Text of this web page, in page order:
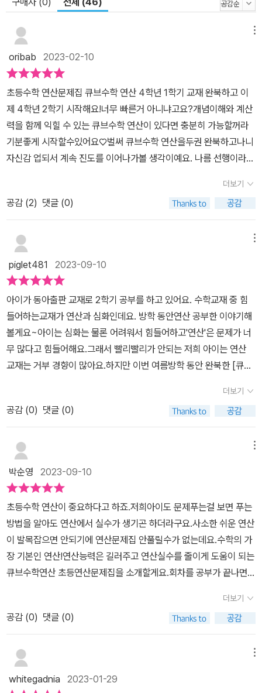
oribab 2023-02-10
초등수학 연산문제집 큐브수학 연산 4학년 1학기 교재 완북하고 이
제 4학년 2학기 시작해요!​너무 빠른거 아니냐고요?​개념이해와 계산
력을 함께 익힐 수 있는 큐브수학 연산이 있다면 충분히 가능할꺼라
기분좋게 시작할수있어요♡벌써 큐브수학 연산을두권 완북하고나니
자신감 업되서 계속 진도를 이어나가볼 생각이예요. 나름 선행이라면
필요한 연습을 익히게 해주는 큐브수학 연산. ​교재의 구성은 간단해
요.​​☞수학교과서 진도연계를 바탕으로 동영상강의로 수학적 개념이
해 돕기​☞개념- 연습- 활용-완성 이라는 체계적인 4단계 유형학습​
☞실수하기 쉬운 문제는 '실수방지'로 따로 구성​☞성취도그래프로
각단원마다 아이의 부족한점, 잘하고있는점 확인가능​​초등학교 4학
년들은 1학기에 큰수, 각도, 곱셈과 나눗셈, 평면도형의 이동, 막대그
래프, 규칙찾기를 배웠어요. 2학기에는 분수의 덧셈과 뺄셈, 삼각형,
소수의 덧셈과 뺄셈, 사각형, 꺽은선그래프, 다각형을 배워요. 그래서
교과서 진도에 따라 좀더 집중적으로 연산공부를 해준다면 수학개념
을 이해하고 실력, 심화를 풀수있는 준비를 할 수 있겠더라고요. 가장
기본이 되는 교재입니다. ​​​​☞수학교과서 진도연계를 바탕으로 동영상
강의로 수학적 개념이해 돕기​큐알코드로 연결, 동영상으로 각 단원마
다 선생님에게 개념을 배워요. 아이들 눈높이에 맞는 설명으로 배우
지 않은 단원임에도 쉽게 이해할수있게되요. 큐브수학 연산교재에는
큼 동영상으로 개념을 설명해주고 익히는데 중요성을 보여주는 티가
나지요~~☞개념- 연습- 활용-완성 이라는 체계적인 4단계 유형학
습​​​1단원의 1회차 연산공부, 분모가 같은 (진분수) + (진분수) 의 개념
부분알록달록한 색깔의 그림으로 분수의 양 개념과 덧셈, 뺄셈 개념
을 배워요. 연산의 첫단계인 개념이해에서 확실히 그림과 간단한 내
용확인 문제로 진분수끼리의 덧셈이 수월해져요. ​​​1단원의 1회차 연산
공부, 분모가 같은 (진분수) + (진분수) 의 연습 부분​본격적으로 진분
수의 덧셈만 연습해봐요 ㅎㅎ1단원의 1회차 연산공부, 분모가 같은
지요? 표와 부등호, 특히 문장제 문제 하나로 정리는 물론 서술형문
제에 대한 연습도 가능하게 도와줘요. 1단원의 1회차 연산공부, 분모
가 같은 (진분수) + (진분수) 의 완성 부분완성은 주로 단순연산에서
벗어나 한번 더 생각하고 추리해야 하는 문제들로문제푸는 재미를 더
해줘요. 문제를 풀고 자물쇠번호를 찾아내는 문제를 보니, 아이는 이
전 학년 교재를 풀때도 이 부분을 풀면서 재미있어했네요 ☞실수하
더보기
공감 (2) 댓글 (0)
piglet481 2023-09-10
아이가 동아출판 교재로 2학기 공부를 하고 있어요. 수학교재 중 힘
들어하는교재가 연산과 심화인데요. 방학 동안연산 공부한 이야기해
볼게요~​아이는 심화는 물론 어려워서 힘들어하고'연산'은 문제가 너
무 많다고 힘들어해요.그래서 빨리빨리가 안되는 저희 아이는 연산
교재는 거부 경향이 많아요.하지만 이번 여름방학 동안 완북한 [큐브
는 게 아니었기때문이랍니다.이제 동아출판 교제하면 무료 스마트 러
닝이떠오르실 거예요. 큐브수학 연산도연산 개념을 QR코드를 찍어
서 바로선생님의 개념 설명을 들을 수 있어요.​연산 교재지만 개념-연
습-활용- 완성 4단계로 유형 학습을 할 수 있어요.페이지마다 조금씩
도 엄마도 정말 만족한 <실수 방지> 부분인데요. 아이들이 쉽게 실수
할 수 있는 부분을 글로 적어서 눈으로 보고실수를 줄일 수 있게 해줘
요. 연산 교재지만 연산에만 국한되지 않고전 단원을 모두 다루고 있
어요. 모든 단원의 내용을 교과서 개념 순서에 맞게 연산 학습할 수 있
어서 빈틈이 없네요.아이는 매일 하루 4쪽씩 공부했어요.2학기 시작
전 연산한 권 풀어두니 2학기 수학 걱정이 한결 줄어들었어요.​지루한
단순 반복 연산 문제에 지쳤다면[큐브 수학 연산]으로 한번 공부해 보
세요~실수를 줄이고 유형 문제로 실력도 분명히 달라질 거예요~~출
판사로부터 도서를 제공받아 직접사용한후 주관적으로 작성하였습니
브수학연산#집공부 #자기주도학습
더보기
공감 (0) 댓글 (0)
박순영 2023-09-10
초등수학 연산이 중요하다고 하죠.저희아이도 문제푸는걸 보면 푸는
방법을 알아도 연산에서 실수가 생기곤 하더라구요.사소한 쉬운 연산
이 발목잡으면 안되기에 연산문제집 안풀릴수가 없는데요.수학의 가
장 기본인 연산!연산능력은 길러주고 연산실수를 줄이게 도움이 되는
큐브수학연산 초등연산문제집을 소개할게요.​회차를 공부가 끝나면
도를 확인하고 연산 실력과 자신감도 함께 키울 수 있어요 .귀여운 강
아지 고양이 붙임딱지를 활용해볼 수 있는​학습동기부여까지 되는듯
하더라구요.큐브수학연산 4-2에 배울 내용들이네요.분수와 소수의
덧셈뺄셈, 도형도 배우고,꺾은선그래프도 나오네요.​1. 분수의 덧셈과
학습계획표에 따라 진행해도 되고,수학 실력에 맞춰서 계획을 세워봐
더보기
공감 (0) 댓글 (0)
whitegadnia 2023-01-29